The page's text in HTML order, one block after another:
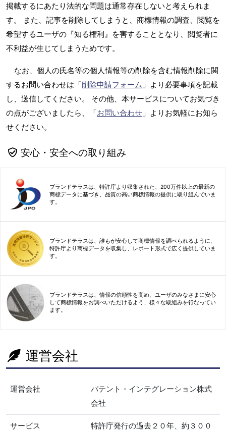
掲載するにあたり法的な問題は通常存在しないと考えられま
す。 また、記事を削除してしまうと、商標情報の調査、閲覧を
希望するユーザの『知る権利』を害することとなり、閲覧者に
不利益が生じてしまうためです。
なお、個人の氏名等の個人情報等の削除を含む情報削除に関
するお問い合わせは「削除申請フォーム 」より必要事項を記載
し、送信してください。 その他、本サービスについてお気づき
の点がございましたら、「お問い合わせ 」よりお気軽にお知ら
せください。
安心・安全への取り組み
ブランドテラスは、特許庁より収集された、200万件以上の最新の
商標データに基づき、品質の高い商標情報の提供に取り組んでいま
す。
ブランドテラスは、誰もが安心して商標情報を調べられるように、
特許庁より商標データを収集し、レポート形式で広く提供していま
す。
ブランドテラスは、情報の信頼性を高め、ユーザのみなさまに安心
して商標情報をお調べいただけるよう、様々な取組みを行なってい
ます。
運営会社
運営会社
パテント・インテグレーション株式
会社
サービス
特許庁発行の過去２０年、約３００